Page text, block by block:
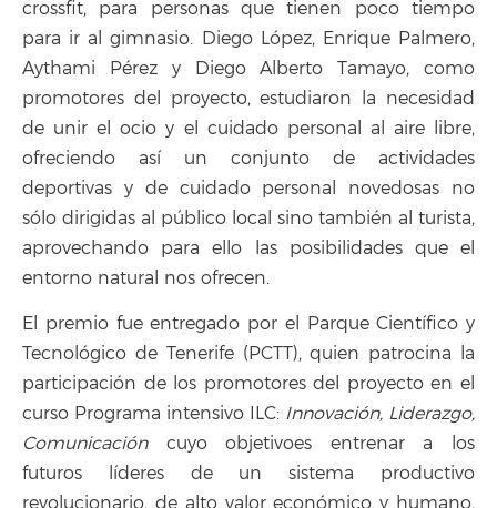
crossfit, para personas que tienen poco tiempo
para ir al gimnasio. Diego López, Enrique Palmero,
Aythami Pérez y Diego Alberto Tamayo, como
promotores del proyecto, estudiaron la necesidad
de unir el ocio y el cuidado personal al aire libre,
ofreciendo así un conjunto de actividades
deportivas y de cuidado personal novedosas no
sólo dirigidas al público local sino también al turista,
aprovechando para ello las posibilidades que el
entorno natural nos ofrecen.
El premio fue entregado por el Parque Científico y
Tecnológico de Tenerife (PCTT), quien patrocina la
participación de los promotores del proyecto en el
curso Programa intensivo ILC: Innovación, Liderazgo,
Comunicacióncuyo objetivoes entrenar a los
futuros líderes de un sistema productivo
revolucionario, de alto valor económico y humano,